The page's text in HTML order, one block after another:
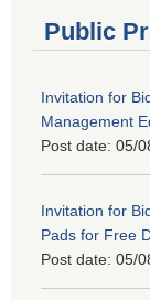
Public
Invitation for
Management
Post date: 05/
Invitation for
Pads for Free
Post date: 05/